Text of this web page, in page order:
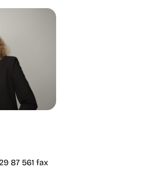
87 561 fax